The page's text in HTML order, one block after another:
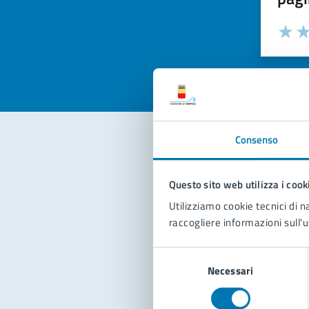
Consenso
Questo sito web utilizza i
Utilizziamo cookie tecnici di
raccogliere informazioni
Necessari
Valuta